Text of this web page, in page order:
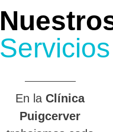
Servicios
En laClínica
Puigcerver